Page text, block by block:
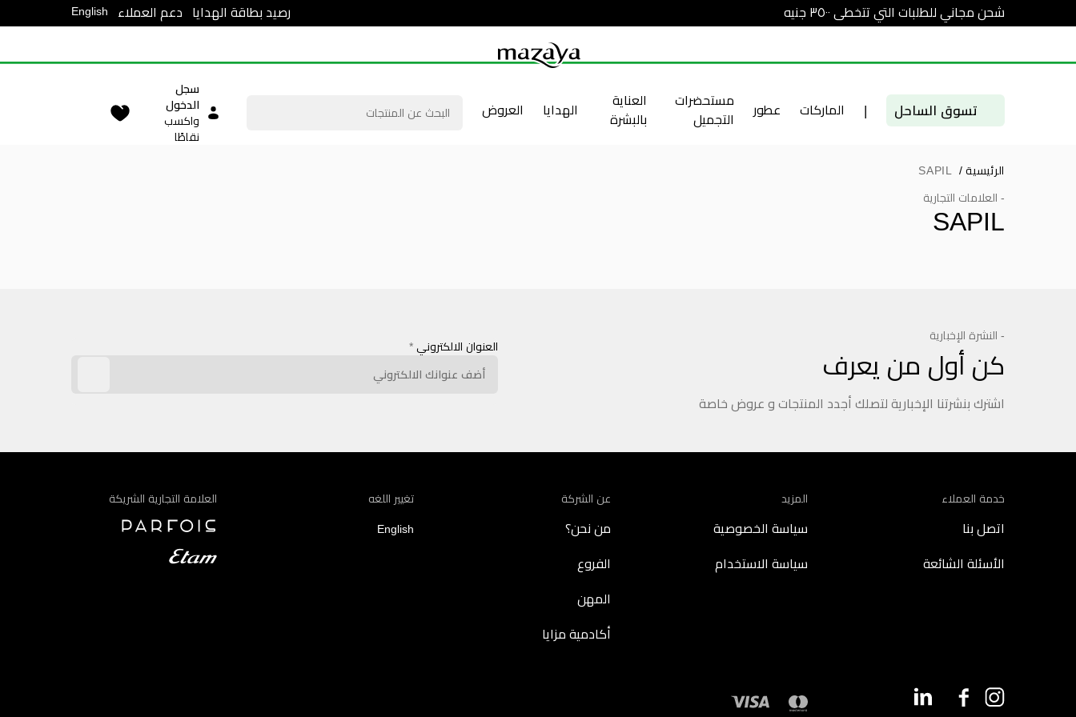
شحن مجاني للطلبات التي تتخطى ٣٥٠٠ جنيه رصيد بطاقة الهدايا دعم العملاء English
تسوق الساحل | الماركات عطور
مستحضرات
التجميل
العناية
بالبشرة
الهدايا العروض
سجل
الدخول
واكسب
نقاطًا
الرئيسية /
SAPIL
- العلامات التجارية
SAPIL
- النشرة الإخبارية
كن أول من يعرف
اشترك بنشرتنا الإخبارية لتصلك أجدد المنتجات و عروض خاصة
العنوان الالكتروني *
خدمة العملاء
اتصل بنا
الأسئلة الشائعة
المزيد
سياسة الخصوصية
سياسة الاستخدام
عن الشركة
من نحن؟
الفروع
المهن
أكادمية مزايا
تغيير اللغه
English
العلامة التجارية الشريكة